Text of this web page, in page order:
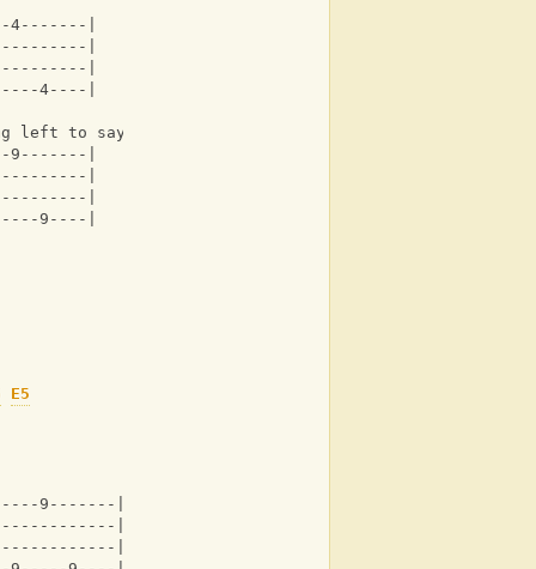
|
|
|
4----|
left to say
|
|
|
9----|
E5
9-------|
|
|